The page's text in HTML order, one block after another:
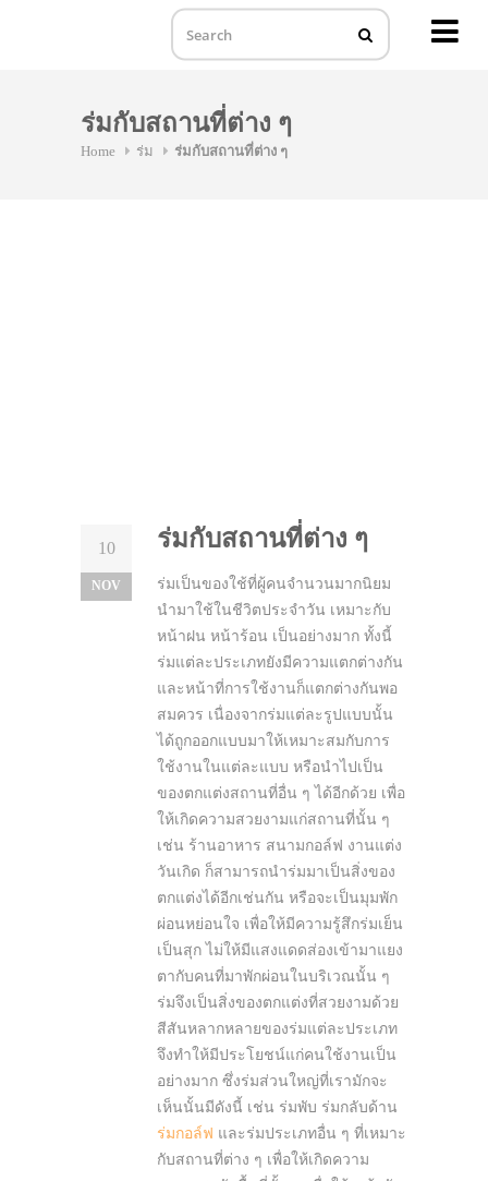
ร่มกับสถานที่ต่าง ๆ
Home ร่ม ร่มกับสถานที่ต่าง ๆ
10
NOV
ร่มกับสถานที่ต่าง ๆ
ร่มเป็นของใช้ที่ผู้คนจำนวนมากนิยม
นำมาใช้ในชีวิตประจำวัน เหมาะกับ
หน้าฝน หน้าร้อน เป็นอย่างมาก ทั้งนี้
ร่มแต่ละประเภทยังมีความแตกต่างกัน
และหน้าที่การใช้งานก็แตกต่างกันพอ
สมควร เนื่องจากร่มแต่ละรูปแบบนั้น
ได้ถูกออกแบบมาให้เหมาะสมกับการ
ใช้งานในแต่ละแบบ หรือนำไปเป็น
ของตกแต่งสถานที่อื่น ๆ ได้อีกด้วย เพื่อ
ให้เกิดความสวยงามแก่สถานที่นั้น ๆ
เช่น ร้านอาหาร สนามกอล์ฟ งานแต่ง
วันเกิด ก็สามารถนำร่มมาเป็นสิ่งของ
ตกแต่งได้อีกเช่นกัน หรือจะเป็นมุมพัก
ผ่อนหย่อนใจ เพื่อให้มีความรู้สึกร่มเย็น
เป็นสุก ไม่ให้มีแสงแดดส่องเข้ามาแยง
ตากับคนที่มาพักผ่อนในบริเวณนั้น ๆ
ร่มจึงเป็นสิ่งของตกแต่งที่สวยงามด้วย
สีสันหลากหลายของร่มแต่ละประเภท
จึงทำให้มีประโยชน์แก่คนใช้งานเป็น
อย่างมาก ซึ่งร่มส่วนใหญ่ที่เรามักจะ
เห็นนั้นมีดังนี้ เช่น ร่มพับ ร่มกลับด้าน
ร่มกอล์ฟ และร่มประเภทอื่น ๆ ที่เหมาะ
กับสถานที่ต่าง ๆ เพื่อให้เกิดความ